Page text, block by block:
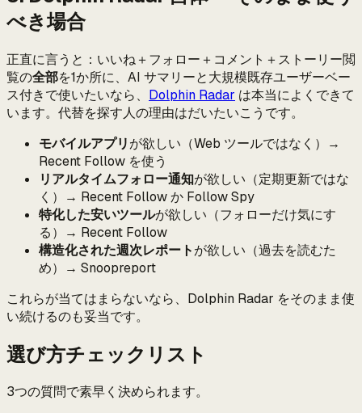
べき場合
正直に言うと：いいね＋フォロー＋コメント＋ストーリー閲
覧の全部を1か所に、AI サマリーと大規模既存ユーザーベー
ス付きで使いたいなら、 Dolphin Radar は本当によくできて
います。代替を探す人の理由はだいたいこうです。
モバイルアプリが欲しい（Web ツールではなく）→
Recent Follow を使う
リアルタイムフォロー通知が欲しい（定期更新ではな
く）→ Recent Follow か Follow Spy
特化した安いツールが欲しい（フォローだけ気にす
る）→ Recent Follow
構造化された週次レポートが欲しい（過去を読むた
め）→ Snoopreport
これらが当てはまらないなら、Dolphin Radar をそのまま使
い続けるのも妥当です。
選び方チェックリスト
3つの質問で素早く決められます。